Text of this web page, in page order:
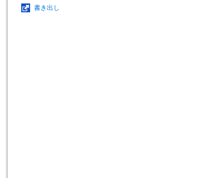
書き出し